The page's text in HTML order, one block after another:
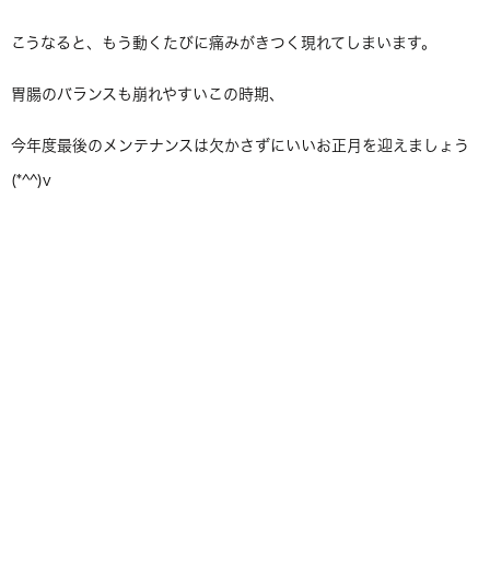
こうなると、もう動くたびに痛みがきつく現れてしまいます。
胃腸のバランスも崩れやすいこの時期、
今年度最後のメンテナンスは欠かさずにいいお正月を迎えましょう
(*^^)v